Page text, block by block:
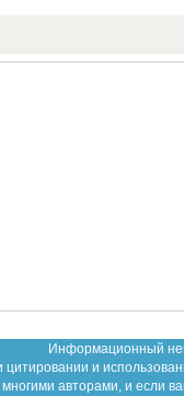
Информационный
цитировании и
авторами, и если